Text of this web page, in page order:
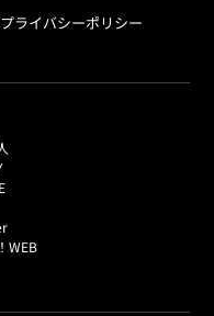
プライバシーポリシー
WEB